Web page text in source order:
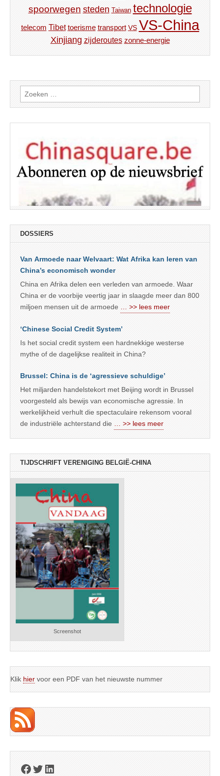
spoorwegen steden Taiwan technologie
telecom Tibet toerisme transport VS VS-China
Xinjiang zijderoutes zonne-energie
Zoeken
naar:
DOSSIERS
Van Armoede naar Welvaart: Wat Afrika kan leren van
China’s economisch wonder
China en Afrika delen een verleden van armoede. Waar
China er de voorbije veertig jaar in slaagde meer dan 800
miljoen mensen uit de armoede
… >> lees meer
‘Chinese Social Credit System’
Is het social credit system een hardnekkige westerse
mythe of de dagelijkse realiteit in China?
Brussel: China is de ‘agressieve schuldige’
Het miljarden handelstekort met Beijing wordt in Brussel
voorgesteld als bewijs van economische agressie. In
werkelijkheid verhult die spectaculaire rekensom vooral
de industriële achterstand die
… >> lees meer
TIJDSCHRIFT VERENIGING BELGIË-CHINA
Screenshot
Klik hier voor een PDF van het nieuwste nummer
Facebook
Twitter
LinkedIn